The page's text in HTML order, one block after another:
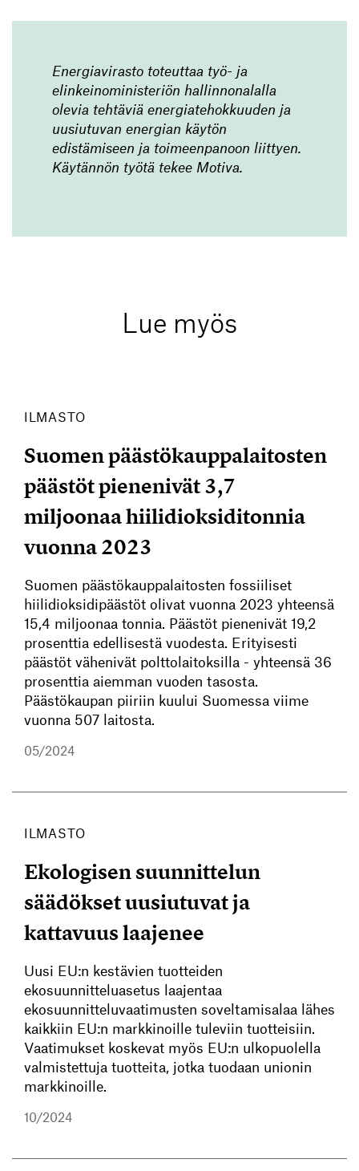
Energiavirasto toteuttaa työ- ja
elinkeinoministeriön hallinnonalalla
olevia tehtäviä energiatehokkuuden ja
uusiutuvan energian käytön
edistämiseen ja toimeenpanoon liittyen.
Käytännön työtä tekee Motiva.
Lue myös
ILMASTO
Suomen päästökauppalaitosten
päästöt pienenivät 3,7
miljoonaa hiilidioksiditonnia
vuonna 2023
Suomen päästökauppalaitosten fossiiliset
hiilidioksidipäästöt olivat vuonna 2023 yhteensä
15,4 miljoonaa tonnia. Päästöt pienenivät 19,2
prosenttia edellisestä vuodesta. Erityisesti
päästöt vähenivät polttolaitoksilla - yhteensä 36
prosenttia aiemman vuoden tasosta.
Päästökaupan piiriin kuului Suomessa viime
vuonna 507 laitosta.
05/2024
ILMASTO
Ekologisen suunnittelun
säädökset uusiutuvat ja
kattavuus laajenee
Uusi EU:n kestävien tuotteiden
ekosuunnitteluasetus laajentaa
ekosuunnitteluvaatimusten soveltamisalaa lähes
kaikkiin EU:n markkinoille tuleviin tuotteisiin.
Vaatimukset koskevat myös EU:n ulkopuolella
valmistettuja tuotteita, jotka tuodaan unionin
markkinoille.
10/2024